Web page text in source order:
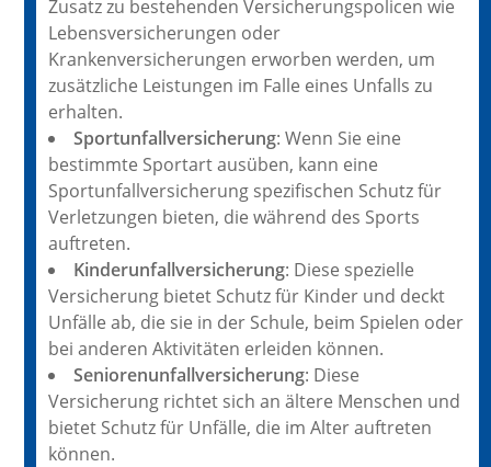
Zusatz zu bestehenden Versicherungspolicen wie
Lebensversicherungen oder
Krankenversicherungen erworben werden, um
zusätzliche Leistungen im Falle eines Unfalls zu
erhalten.
Sportunfallversicherung: Wenn Sie eine
bestimmte Sportart ausüben, kann eine
Sportunfallversicherung spezifischen Schutz für
Verletzungen bieten, die während des Sports
auftreten.
Kinderunfallversicherung: Diese spezielle
Versicherung bietet Schutz für Kinder und deckt
Unfälle ab, die sie in der Schule, beim Spielen oder
bei anderen Aktivitäten erleiden können.
Seniorenunfallversicherung: Diese
Versicherung richtet sich an ältere Menschen und
bietet Schutz für Unfälle, die im Alter auftreten
können.